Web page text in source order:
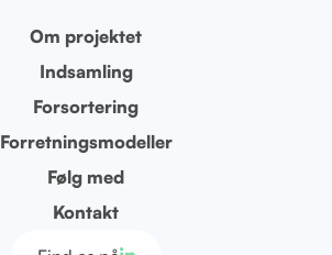
Om projektet
Indsamling
Forsortering
Forretningsmodeller
Følg med
Kontakt